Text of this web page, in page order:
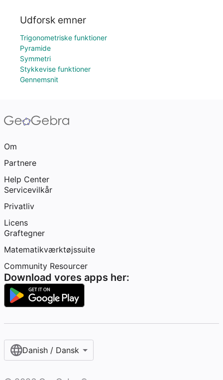
Udforsk emner
Trigonometriske funktioner
Pyramide
Symmetri
Stykkevise funktioner
Gennemsnit
Om
Partnere
Help Center
Servicevilkår
Privatliv
Licens
Graftegner
Matematikværktøjssuite
Community Resourcer
Download vores apps her:
Danish / Dansk‎